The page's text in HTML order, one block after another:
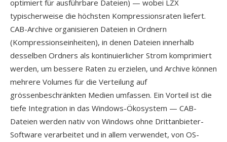
optimiert für ausführbare Dateien) — wobei LZX
typischerweise die höchsten Kompressionsraten liefert.
CAB-Archive organisieren Dateien in Ordnern
(Kompressionseinheiten), in denen Dateien innerhalb
desselben Ordners als kontinuierlicher Strom komprimiert
werden, um bessere Raten zu erzielen, und Archive können
mehrere Volumes für die Verteilung auf
grössenbeschränkten Medien umfassen. Ein Vorteil ist die
tiefe Integration in das Windows-Ökosystem — CAB-
Dateien werden nativ von Windows ohne Drittanbieter-
Software verarbeitet und in allem verwendet, von OS-